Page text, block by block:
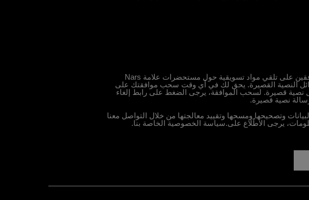
من خلال الضغط على زر "التسجّل"، توافقين على تلقي مواد تسويقية حول مستحضرات علامة Nars
النصية القصيرة. يحق لك في أي وقت سحب موافقتك على
نصية قصيرة. لسحب الموافقة، يرجى الضغط على رابط إلغاء
نصية قصيرة.
وتصحيحها ومسحها وتقييد معالجتها من خلال التواصل معنا
يرجى الاطّلاع على.سياسة الخصوصية الخاصة بنا.